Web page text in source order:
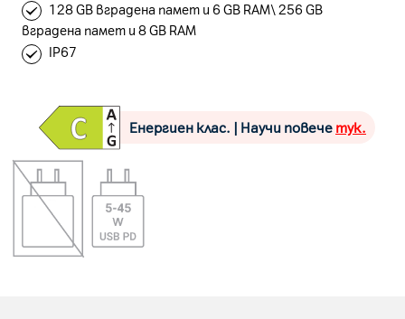
128 GB вградена памет и 6 GB RAM\ 256 GB
вградена памет и 8 GB RAM
IP67
Енергиен клас. | Научи повече тук.